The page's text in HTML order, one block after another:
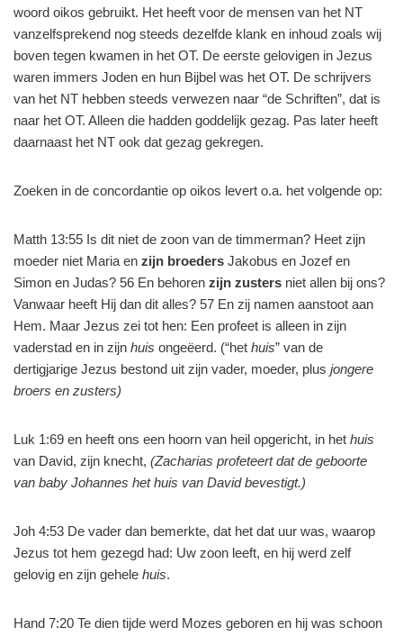
woord oikos gebruikt. Het heeft voor de mensen van het NT
vanzelfsprekend nog steeds dezelfde klank en inhoud zoals wij
boven tegen kwamen in het OT. De eerste gelovigen in Jezus
waren immers Joden en hun Bijbel was het OT. De schrijvers
van het NT hebben steeds verwezen naar “de Schriften”, dat is
naar het OT. Alleen die hadden goddelijk gezag. Pas later heeft
daarnaast het NT ook dat gezag gekregen.
Zoeken in de concordantie op oikos levert o.a. het volgende op:
Matth 13:55 Is dit niet de zoon van de timmerman? Heet zijn
moeder niet Maria en zijn broeders Jakobus en Jozef en
Simon en Judas? 56 En behoren zijn zusters niet allen bij ons?
Vanwaar heeft Hij dan dit alles? 57 En zij namen aanstoot aan
Hem. Maar Jezus zei tot hen: Een profeet is alleen in zijn
vaderstad en in zijn huis ongeëerd. (“het huis” van de
dertigjarige Jezus bestond uit zijn vader, moeder, plus jongere
broers en zusters)
Luk 1:69 en heeft ons een hoorn van heil opgericht, in het huis
van David, zijn knecht, (Zacharias profeteert dat de geboorte
van baby Johannes het huis van David bevestigt.)
Joh 4:53 De vader dan bemerkte, dat het dat uur was, waarop
Jezus tot hem gezegd had: Uw zoon leeft, en hij werd zelf
gelovig en zijn gehele huis.
Hand 7:20 Te dien tijde werd Mozes geboren en hij was schoon